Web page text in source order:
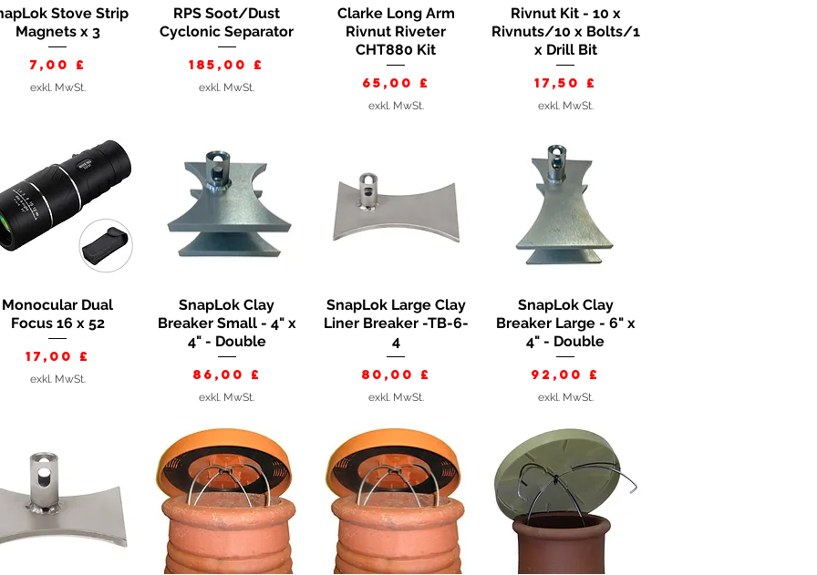
Schnellansicht
Stove Strip
Magnets x 3
Preis
7,00 £
exkl. MwSt.
Schnellansicht
RPS Soot/Dust
Cyclonic Separator
Preis
185,00 £
exkl. MwSt.
Schnellansicht
Clarke Long Arm
Rivnut Riveter
CHT880 Kit
Preis
65,00 £
exkl. MwSt.
Schnellansicht
Rivnut Kit - 10 x
Rivnuts/10 x Bolts/1
x Drill Bit
Preis
17,50 £
exkl. MwSt.
Schnellansicht
Monocular Dual
Focus 16 x 52
Preis
17,00 £
exkl. MwSt.
Schnellansicht
SnapLok Clay
Breaker Small - 4" x
4" - Double
Preis
86,00 £
exkl. MwSt.
Schnellansicht
SnapLok Large Clay
Liner Breaker -TB-6-
4
Preis
80,00 £
exkl. MwSt.
Schnellansicht
SnapLok Clay
Breaker Large - 6" x
4" - Double
Preis
92,00 £
exkl. MwSt.